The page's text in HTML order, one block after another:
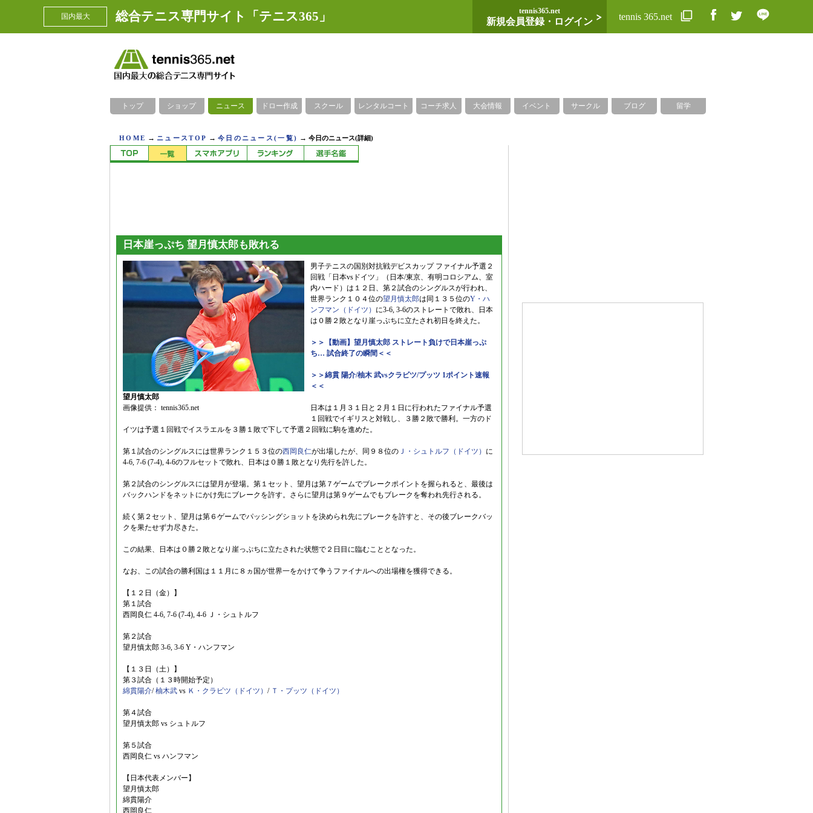
国内最大 総合テニス専門サイト「テニス365」 tennis365.net
新規会員登録・ログイン tennis 365.net
トップ ショップ ニュース ドロー作成 スクール レンタルコート コーチ求人 大会情報 イベント サークル ブログ 留学
HOME → ニュースTOP →今日のニュース(一覧) →今日のニュース(詳細)
日本崖っぷち 望月慎太郎も敗れる
望月慎太郎
画像提供： tennis365.net
男子テニスの国別対抗戦デビスカップ ファイナル予選２
回戦「日本vsドイツ」（日本/東京、有明コロシアム、室
内ハード）は１２日、第２試合のシングルスが行われ、
世界ランク１０４位の望月慎太郎は同１３５位のY・ハ
ンフマン（ドイツ） に3-6, 3-6のストレートで敗れ、日本
は０勝２敗となり崖っぷちに立たされ初日を終えた。
＞＞【動画】望月慎太郎 ストレート負けで日本崖っぷ
ち… 試合終了の瞬間＜＜
＞＞綿貫 陽介/柚木 武vsクラビツ/プッツ 1ポイント速報
＜＜
日本は１月３１日と２月１日に行われたファイナル予選
１回戦でイギリスと対戦し、３勝２敗で勝利。一方のド
イツは予選１回戦でイスラエルを３勝１敗で下して予選２回戦に駒を進めた。
第１試合のシングルスには世界ランク１５３位の西岡良仁が出場したが、同９８位の Ｊ・シュトルフ（ドイツ） に
4-6, 7-6 (7-4), 4-6のフルセットで敗れ、日本は０勝１敗となり先行を許した。
第２試合のシングルスには望月が登場。第１セット、望月は第７ゲームでブレークポイントを握られると、最後は
バックハンドをネットにかけ先にブレークを許す。さらに望月は第９ゲームでもブレークを奪われ先行される。
続く第２セット、望月は第６ゲームでパッシングショットを決められ先にブレークを許すと、その後ブレークバッ
クを果たせず力尽きた。
この結果、日本は０勝２敗となり崖っぷちに立たされた状態で２日目に臨むこととなった。
なお、この試合の勝利国は１１月に８ヵ国が世界一をかけて争うファイナルへの出場権を獲得できる。
【１２日（金）】
第１試合
西岡良仁 4-6, 7-6 (7-4), 4-6 Ｊ・シュトルフ
第２試合
望月慎太郎 3-6, 3-6 Y・ハンフマン
【１３日（土）】
第３試合（１３時開始予定）
綿貫陽介/柚木武 vs Ｋ・クラビツ（ドイツ） / Ｔ・プッツ（ドイツ）
第４試合
望月慎太郎 vs シュトルフ
第５試合
西岡良仁 vs ハンフマン
【日本代表メンバー】
望月慎太郎
綿貫陽介
西岡良仁